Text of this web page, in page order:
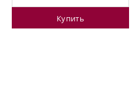
Купить